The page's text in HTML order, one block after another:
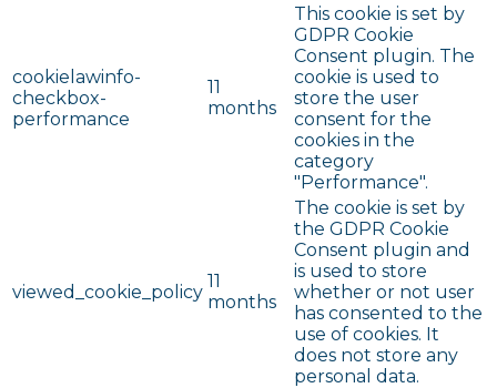
cookielawinfo-
checkbox-
performance
11
months
This cookie is set by
GDPR Cookie
Consent plugin. The
cookie is used to
store the user
consent for the
cookies in the
category
"Performance".
viewed_cookie_policy
11
months
The cookie is set by
the GDPR Cookie
Consent plugin and
is used to store
whether or not user
has consented to the
use of cookies. It
does not store any
personal data.